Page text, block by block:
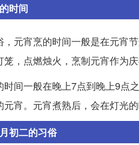
时间
，元宵烹的时间一般是在元宵
，点燃烛火，烹制元宵作为庆
时间一般在晚上7点到晚上9点
元宵。元宵煮熟后，会在灯光
初二的习俗